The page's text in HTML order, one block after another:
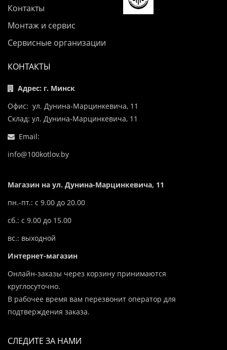
Контакты
Монтаж и сервис
Сервисные организации
КОНТАКТЫ
Адрес: г. Минск
Офис: ул. Дунина-Марцинкевича, 11
Склад: ул. Дунина-Марцинкевича, 11
Email:
info@100kotlov.by
Магазин на ул. Дунина-Марцинкевича, 11
пн.-пт.: с 9.00 до 20.00
сб.: с 9.00 до 15.00
вс.: выходной
Интернет-магазин
Онлайн-заказы через корзину принимаются
круглосуточно.
В рабочее время вам перезвонит оператор для
подтверждения заказа.
СЛЕДИТЕ ЗА НАМИ